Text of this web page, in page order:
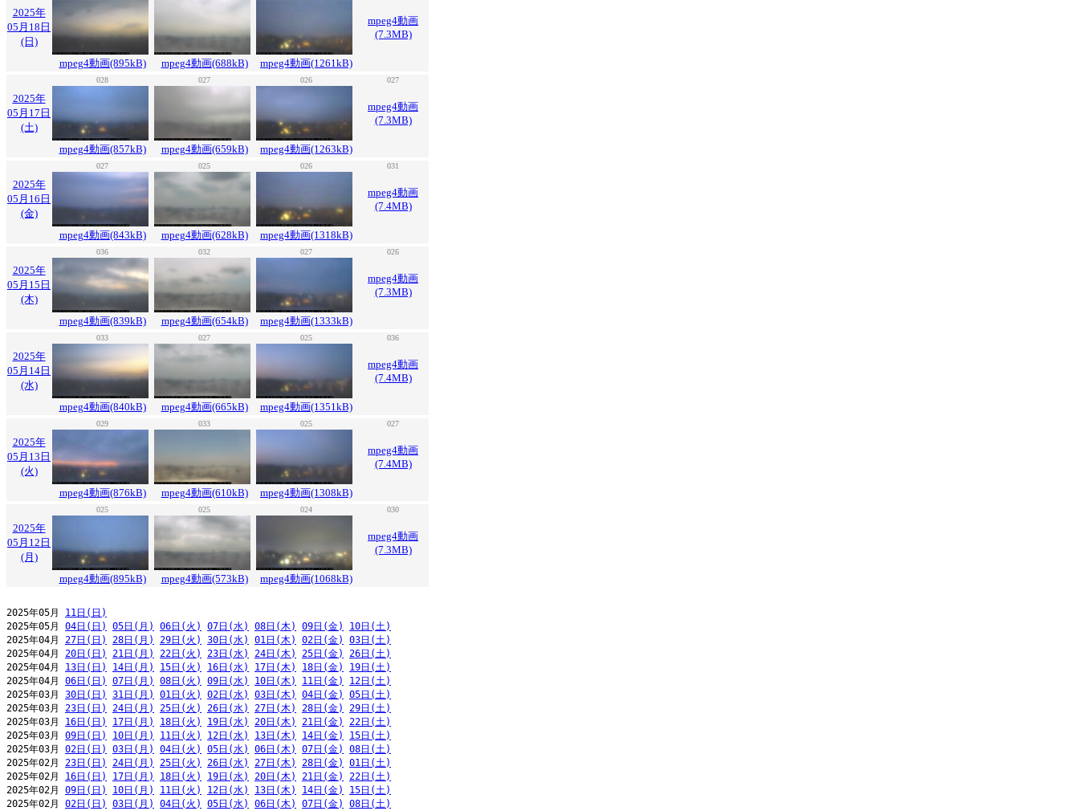
2025年
05月18日
(日)
mpeg4動画
(7.3MB)
mpeg4動画(895kB) mpeg4動画(688kB) mpeg4動画(1261kB)
028 027 026 027
2025年
05月17日
(土)
mpeg4動画
(7.3MB)
mpeg4動画(857kB) mpeg4動画(659kB) mpeg4動画(1263kB)
027 025 026 031
2025年
05月16日
(金)
mpeg4動画
(7.4MB)
mpeg4動画(843kB) mpeg4動画(628kB) mpeg4動画(1318kB)
036 032 027 026
2025年
05月15日
(木)
mpeg4動画
(7.3MB)
mpeg4動画(839kB) mpeg4動画(654kB) mpeg4動画(1333kB)
033 027 025 036
2025年
05月14日
(水)
mpeg4動画
(7.4MB)
mpeg4動画(840kB) mpeg4動画(665kB) mpeg4動画(1351kB)
029 033 025 027
2025年
05月13日
(火)
mpeg4動画
(7.4MB)
mpeg4動画(876kB) mpeg4動画(610kB) mpeg4動画(1308kB)
025 025 024 030
2025年
05月12日
(月)
mpeg4動画
(7.3MB)
mpeg4動画(895kB) mpeg4動画(573kB) mpeg4動画(1068kB)
2025年05月 11日(日)
2025年05月 04日(日) 05日(月) 06日(火) 07日(水) 08日(木) 09日(金)
10日(土)
2025年04月 27日(日) 28日(月) 29日(火) 30日(水) 01日(木) 02日(金)
03日(土)
2025年04月 20日(日) 21日(月) 22日(火) 23日(水) 24日(木) 25日(金)
26日(土)
2025年04月 13日(日) 14日(月) 15日(火) 16日(水) 17日(木) 18日(金)
19日(土)
2025年04月 06日(日) 07日(月) 08日(火) 09日(水) 10日(木) 11日(金)
12日(土)
2025年03月 30日(日) 31日(月) 01日(火) 02日(水) 03日(木) 04日(金)
05日(土)
2025年03月 23日(日) 24日(月) 25日(火) 26日(水) 27日(木) 28日(金)
29日(土)
2025年03月 16日(日) 17日(月) 18日(火) 19日(水) 20日(木) 21日(金)
22日(土)
2025年03月 09日(日) 10日(月) 11日(火) 12日(水) 13日(木) 14日(金)
15日(土)
2025年03月 02日(日) 03日(月) 04日(火) 05日(水) 06日(木) 07日(金)
08日(土)
2025年02月 23日(日) 24日(月) 25日(火) 26日(水) 27日(木) 28日(金)
01日(土)
2025年02月 16日(日) 17日(月) 18日(火) 19日(水) 20日(木) 21日(金)
22日(土)
2025年02月 09日(日) 10日(月) 11日(火) 12日(水) 13日(木) 14日(金)
15日(土)
2025年02月 02日(日) 03日(月) 04日(火) 05日(水) 06日(木) 07日(金)
08日(土)